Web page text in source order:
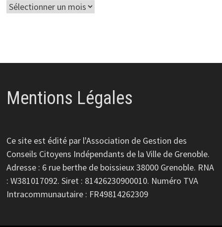
Archives
Mentions Légales
Ce site est édité par l'Association de Gestion des
Conseils Citoyens Indépendants de la Ville de Grenoble.
Adresse : 6 rue berthe de boissieux 38000 Grenoble. RNA
: W381017092. Siret : 81426230900010. Numéro TVA
Intracommunautaire : FR49814262309